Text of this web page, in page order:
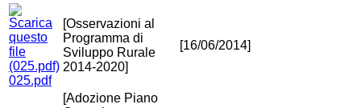
025.pdf
[Osservazioni al
Programma di
Sviluppo Rurale
2014-2020]
[16/06/2014]
[Adozione Piano